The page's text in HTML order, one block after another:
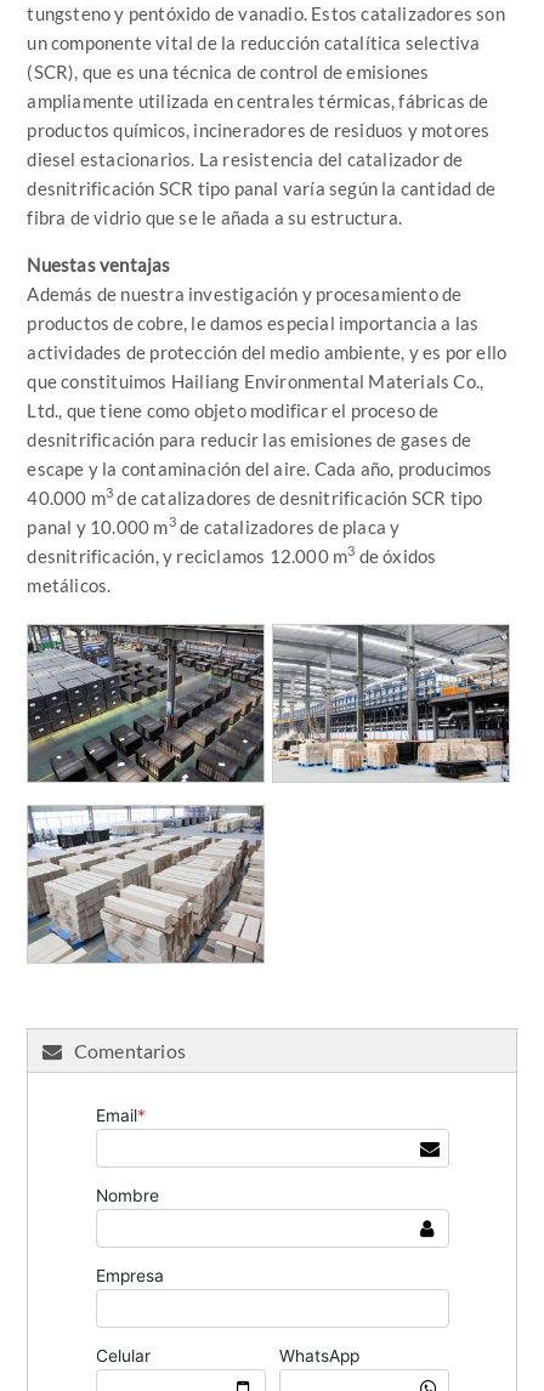
tungsteno y pentóxido de vanadio. Estos catalizadores son
un componente vital de la reducción catalítica selectiva
(SCR), que es una técnica de control de emisiones
ampliamente utilizada en centrales térmicas, fábricas de
productos químicos, incineradores de residuos y motores
diesel estacionarios. La resistencia del catalizador de
desnitrificación SCR tipo panal varía según la cantidad de
fibra de vidrio que se le añada a su estructura.
Nuestas ventajas
Además de nuestra investigación y procesamiento de
productos de cobre, le damos especial importancia a las
actividades de protección del medio ambiente, y es por ello
que constituimos Hailiang Environmental Materials Co.,
Ltd., que tiene como objeto modificar el proceso de
desnitrificación para reducir las emisiones de gases de
escape y la contaminación del aire. Cada año, producimos
40.000 m3 de catalizadores de desnitrificación SCR tipo
panal y 10.000 m3de catalizadores de placa y
desnitrificación, y reciclamos 12.000 m3 de óxidos
metálicos.
Comentarios